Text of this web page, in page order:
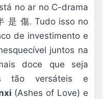
no ar no C-drama
是 傷. Tudo isso no
de investimento e
juntos na
doce que seja
tão versáteis e
(Ashes of Love) e